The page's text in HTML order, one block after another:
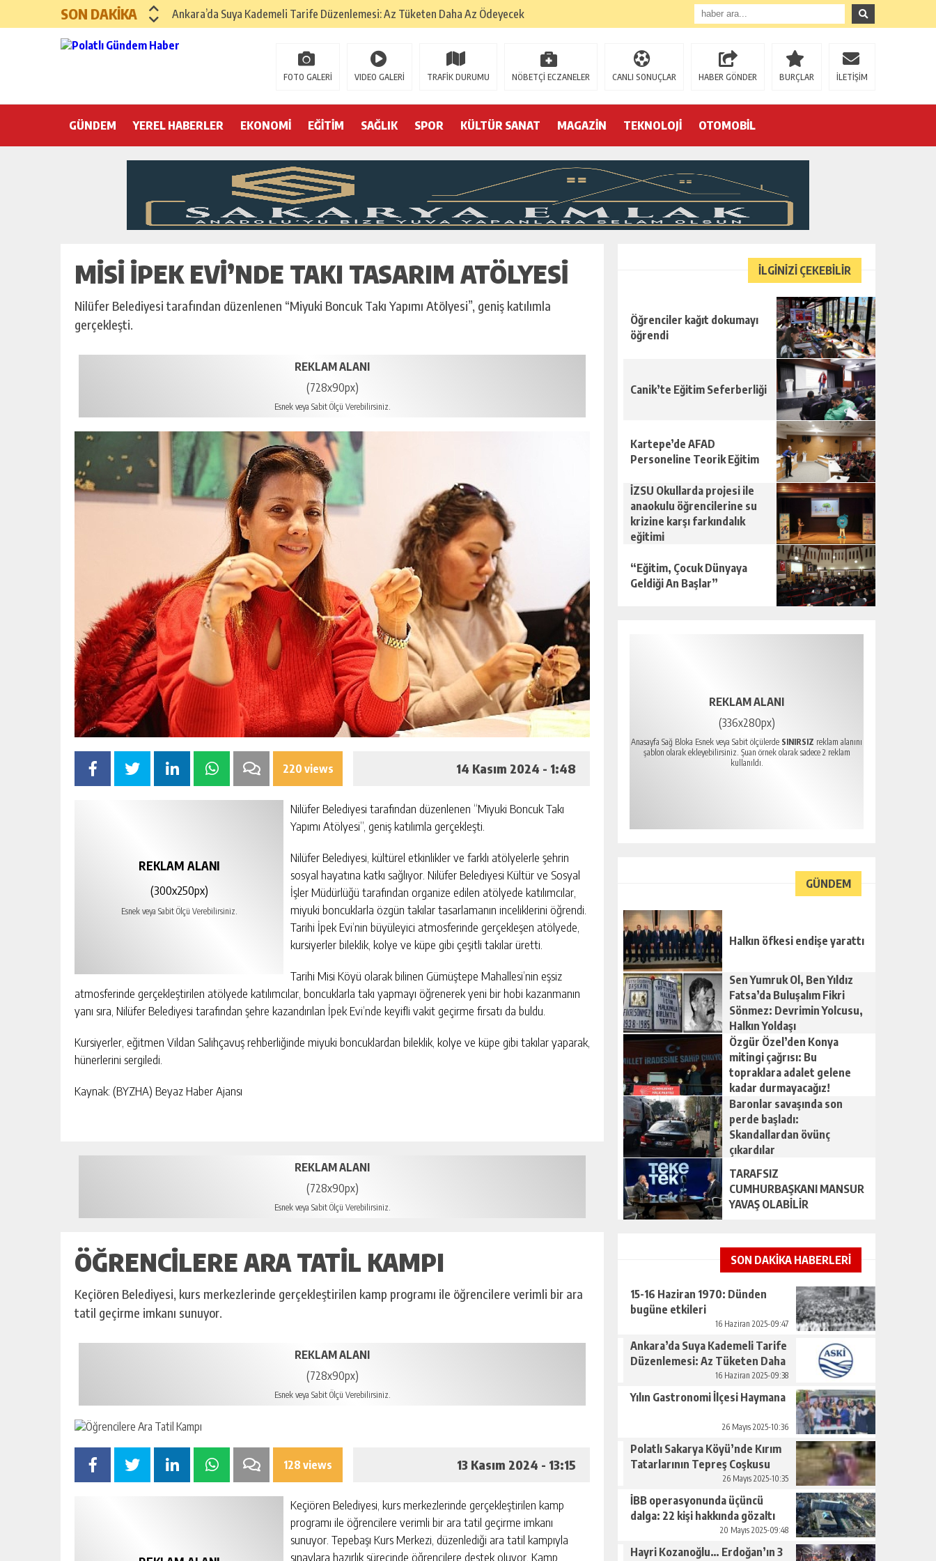
SON DAKİKA
Ankara’da Suya Kademeli Tarife Düzenlemesi: Az Tüketen Daha Az Ödeyecek
Yılın Gastronomi İlçesi Haymana
Polatlı Sakarya Köyü’nde Kırım Tatarlarının Tepreş Coşkusu
Hayri Kozanoğlu… Erdoğan’ın 3 devri
Saray makyaj tutmaz
Seçmeli demokrasi: Kimine şeker, kimine zehir
FOTO GALERİ VIDEO GALERİ TRAFİK DURUMU NÖBETÇİ ECZANELER CANLI SONUÇLAR HABER GÖNDER BURÇLAR İLETİŞİM
GÜNDEM YEREL HABERLER EKONOMİ EĞİTİM SAĞLIK SPOR KÜLTÜR SANAT MAGAZİN TEKNOLOJİ OTOMOBİL
MISI İPEK EVI’NDE TAKI TASARIM ATÖLYESI
Nilüfer Belediyesi tarafından düzenlenen “Miyuki Boncuk Takı Yapımı Atölyesi”, geniş katılımla
gerçekleşti.
REKLAM ALANI
(728x90px)
Esnek veya Sabit Ölçü Verebilirsiniz.
220 views 14 Kasım 2024 - 1:48
REKLAM ALANI
(300x250px)
Esnek veya Sabit Ölçü Verebilirsiniz.
Nilüfer Belediyesi tarafından düzenlenen “Miyuki Boncuk Takı
Yapımı Atölyesi”, geniş katılımla gerçekleşti.
Nilüfer Belediyesi, kültürel etkinlikler ve farklı atölyelerle şehrin
sosyal hayatına katkı sağlıyor. Nilüfer Belediyesi Kültür ve Sosyal
İşler Müdürlüğü tarafından organize edilen atölyede katılımcılar,
miyuki boncuklarla özgün takılar tasarlamanın inceliklerini öğrendi.
Tarihi İpek Evi’nin büyüleyici atmosferinde gerçekleşen atölyede,
kursiyerler bileklik, kolye ve küpe gibi çeşitli takılar üretti.
Tarihi Misi Köyü olarak bilinen Gümüştepe Mahallesi’nin eşsiz
atmosferinde gerçekleştirilen atölyede katılımcılar, boncuklarla takı yapmayı öğrenerek yeni bir hobi kazanmanın
yanı sıra, Nilüfer Belediyesi tarafından şehre kazandırılan İpek Evi’nde keyifli vakit geçirme fırsatı da buldu.
Kursiyerler, eğitmen Vildan Salihçavuş rehberliğinde miyuki boncuklardan bileklik, kolye ve küpe gibi takılar yaparak,
hünerlerini sergiledi.
Kaynak: (BYZHA) Beyaz Haber Ajansı
REKLAM ALANI
(728x90px)
Esnek veya Sabit Ölçü Verebilirsiniz.
ÖĞRENCILERE ARA TATIL KAMPI
Keçiören Belediyesi, kurs merkezlerinde gerçekleştirilen kamp programı ile öğrencilere verimli bir ara
tatil geçirme imkanı sunuyor.
REKLAM ALANI
(728x90px)
Esnek veya Sabit Ölçü Verebilirsiniz.
128 views 13 Kasım 2024 - 13:15
Keçiören Belediyesi, kurs merkezlerinde gerçekleştirilen kamp
programı ile öğrencilere verimli bir ara tatil geçirme imkanı
sunuyor. Tepebaşı Kurs Merkezi, düzenlediği ara tatil kampıyla
sınavlara hazırlık sürecinde öğrencilere destek oluyor. Kamp
İLGİNİZİ ÇEKEBİLİR
Öğrenciler kağıt dokumayı
öğrendi
Canik’te Eğitim Seferberliği
Kartepe’de AFAD
Personeline Teorik Eğitim
İZSU Okullarda projesi ile
anaokulu öğrencilerine su
krizine karşı farkındalık
eğitimi
“Eğitim, Çocuk Dünyaya
Geldiği An Başlar”
REKLAM ALANI
(336x280px)
Anasayfa Sağ Bloka Esnek veya Sabit ölçülerde SINIRSIZ reklam alanını
şablon olarak ekleyebilirsiniz. Şuan örnek olarak sadece 2 reklam
kullanıldı.
GÜNDEM
Halkın öfkesi endişe yarattı
Sen Yumruk Ol, Ben Yıldız
Fatsa’da Buluşalım Fikri
Sönmez: Devrimin Yolcusu,
Halkın Yoldaşı
Özgür Özel’den Konya
mitingi çağrısı: Bu
topraklara adalet gelene
kadar durmayacağız!
Baronlar savaşında son
perde başladı:
Skandallardan övünç
çıkardılar
TARAFSIZ
CUMHURBAŞKANI MANSUR
YAVAŞ OLABİLİR
SON DAKİKA HABERLERİ
15-16 Haziran 1970: Dünden
bugüne etkileri
16 Haziran 2025-09:47
Ankara’da Suya Kademeli Tarife
Düzenlemesi: Az Tüketen Daha
16 Haziran 2025-09:38
Yılın Gastronomi İlçesi Haymana
26 Mayıs 2025-10:36
Polatlı Sakarya Köyü’nde Kırım
Tatarlarının Tepreş Coşkusu
26 Mayıs 2025-10:35
İBB operasyonunda üçüncü
dalga: 22 kişi hakkında gözaltı
20 Mayıs 2025-09:48
Hayri Kozanoğlu… Erdoğan’ın 3